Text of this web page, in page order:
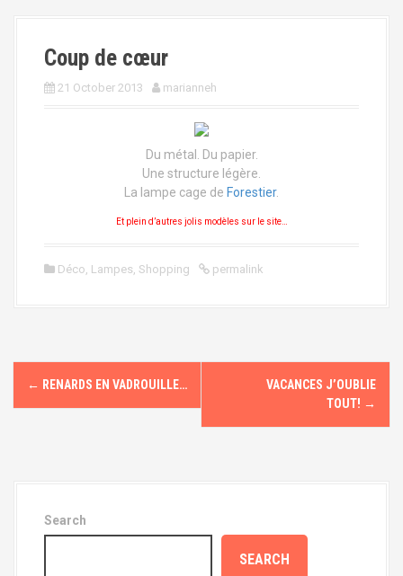
Coup de cœur
21 October 2013 marianneh
Du métal. Du papier.
Une structure légère.
La lampe cage de Forestier.
Et plein d’autres jolis modèles sur le site…
Déco, Lampes, Shopping permalink
P
o
← RENARDS EN VADROUILLE…
VACANCES J’OUBLIE
TOUT! →
Search
SEARCH